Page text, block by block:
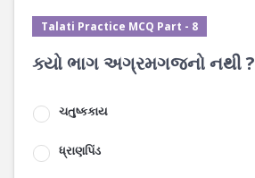
Talati Practice MCQ Part - 8
ક્યો ભાગ અગ્રમગજનો નથી ?
ચતુષ્કકાય
ધ્રાણપિંડ